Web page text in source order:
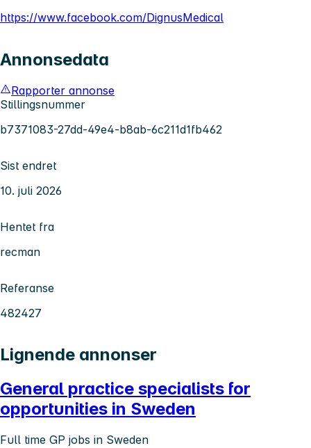
https://www.facebook.com/DignusMedical
Annonsedata
Rapporter annonse
Stillingsnummer
b7371083-27dd-49e4-b8ab-6c211d1fb462
Sist endret
10. juli 2026
Hentet fra
recman
Referanse
482427
Lignende annonser
General practice specialists for
opportunities in Sweden
Full time GP jobs in Sweden